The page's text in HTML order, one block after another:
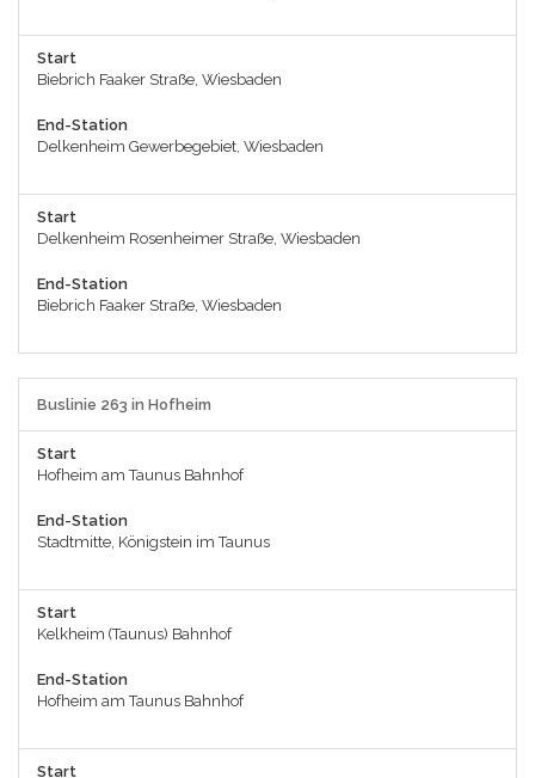
Start
Biebrich Faaker Straße, Wiesbaden
End-Station
Delkenheim Gewerbegebiet, Wiesbaden
Start
Delkenheim Rosenheimer Straße, Wiesbaden
End-Station
Biebrich Faaker Straße, Wiesbaden
Buslinie 263 in Hofheim
Start
Hofheim am Taunus Bahnhof
End-Station
Stadtmitte, Königstein im Taunus
Start
Kelkheim (Taunus) Bahnhof
End-Station
Hofheim am Taunus Bahnhof
Start